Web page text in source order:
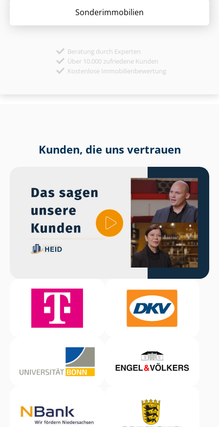
Sonder­immobilien
Beratung durch Experten
Über 10.000 zufriedene Kunden
Kostenlose Immobilienbewertung
Kunden, die uns vertrauen